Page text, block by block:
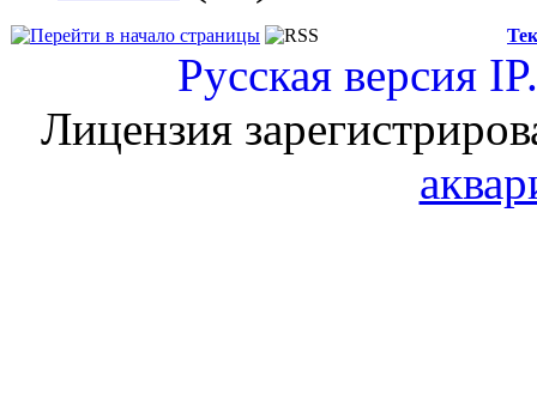
Русская версия
Лицензия